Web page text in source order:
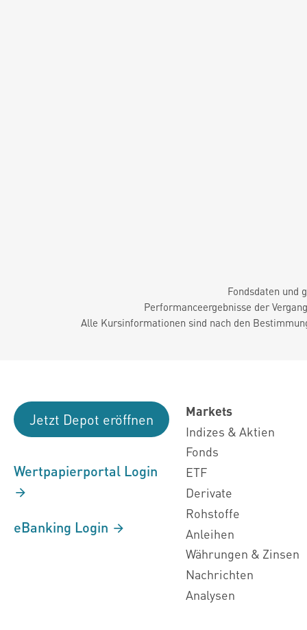
Fondsdaten und
Performanceergebnisse der
Alle Kursinformationen sind nach den
Jetzt Depot eröffnen
Wertpapierportal Login
eBanking Login
Markets
Indizes & Aktien
Fonds
ETF
Derivate
Rohstoffe
Anleihen
Währungen & Zinsen
Nachrichten
Analysen